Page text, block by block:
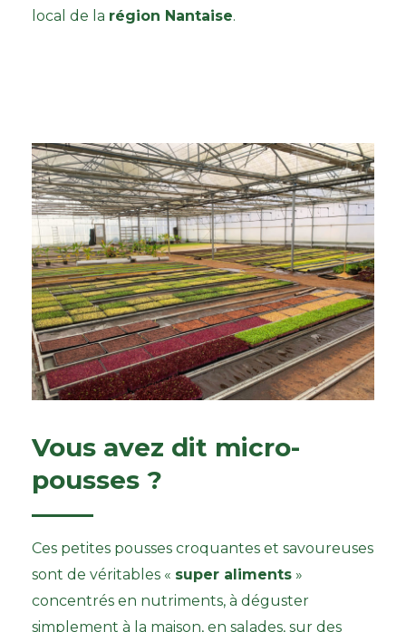
local de la région Nantaise.
Vous avez dit micro-
pousses ?
Ces petites pousses croquantes et savoureuses
sont de véritables « super aliments »
concentrés en nutriments, à déguster
simplement à la maison, en salades, sur des